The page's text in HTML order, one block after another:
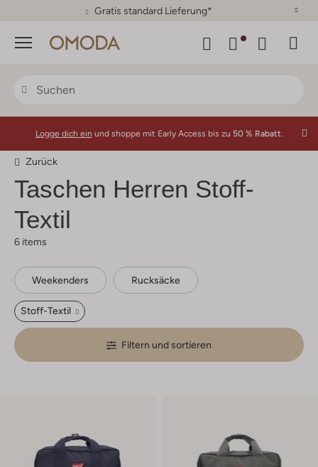
30 Tage Rückgaberecht
Menü
Logge dich ein und shoppe mit Early Access bis zu 50 % Rabatt.
Zurück
Taschen Herren Stoff-
Textil
6 items
Weekenders Rucksäcke
Stoff-Textil
Filtern und sortieren